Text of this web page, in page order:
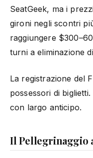
SeatGeek, ma i
gironi negli scontri
raggiungere
turni a eliminazione
La registrazione del
possessori di
con largo anticipo.
Il Pellegrinaggio